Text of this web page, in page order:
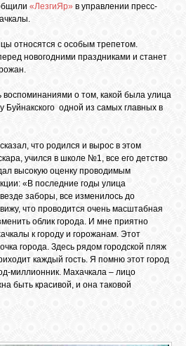
«ЛезгиЯр» в управлении пресс-
относятся с особым трепетом.
новогодними праздниками и станет
о том, какой была улица
Буйнакского одной из самых главных в
что родился и вырос в этом
учился в школе №1, все его детство
высокую оценку проводимым
«В последние годы улица
заборы, все изменилось до
что проводится очень масштабная
облик города. И мне приятно
к городу и горожанам. Этот
города. Здесь рядом городской пляж
каждый гость. Я помню этот город
миллионник. Махачкала – лицо
быть красивой, и она таковой